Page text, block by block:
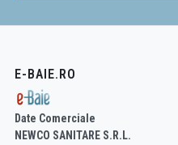
E-BAIE.RO
Date Comerciale
NEWCO SANITARE S.R.L.